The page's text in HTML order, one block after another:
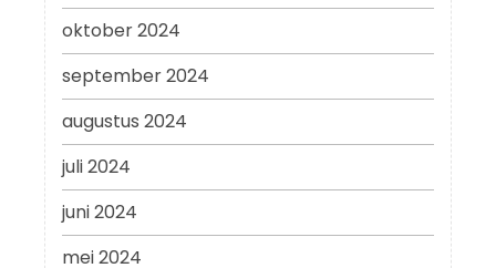
oktober 2024
september 2024
augustus 2024
juli 2024
juni 2024
mei 2024